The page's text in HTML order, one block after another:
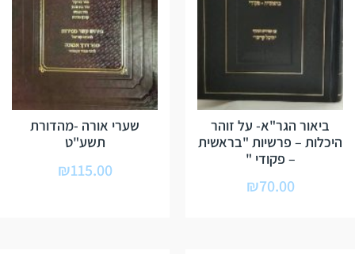
ביאור הגר"א- על זוהר
היכלות – פרשיות "בראשית
– פקודי "
₪70.00
שערי אורה -מהדורת
תשע"ט
₪115.00